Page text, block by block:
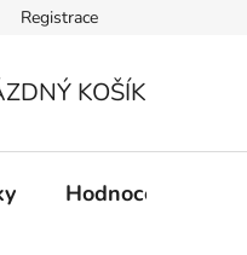
osobních údajů
Registrace
KOŠÍK
Hodnocení